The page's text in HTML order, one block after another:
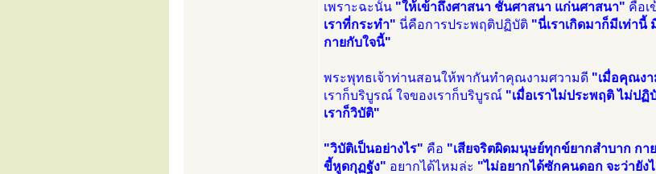
เพราะฉะนั้น "ให้เข้าถึงศาสนา ชั้นศาสนา แก่นศาสนา" คือเ
เราที่กระทำ" นี่คือการประพฤติปฏิบัติ "นี่เราเกิดมาก็มีเท่านี้
กายกับใจนี้"
พระพุทธเจ้าท่านสอนให้พากันทำคุณงามศวามดี "เมื่อคุณง
เราก็บริบูรณ์ ใจของเราก็บริบูรณ์ "เมื่อเราไม่ประพฤติ ไม่ปฏิ
เราก็วิบัติ"
"วิบัติเป็นอย่างไร" คือ "เสียจริตผิดมนุษย์ทุกข์ยากสำบาก ก
ขี้หูดกุฏฐัง" อยากได้ไหมล่ะ "ไม่อยากได้ซักคนดอก จะว่ายังไ